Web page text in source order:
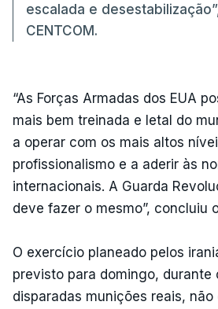
escalada e
CENTCOM.
“As Forças Armadas dos EUA
mais bem treinada e letal do
a operar com os mais altos
profissionalismo e a aderir às
internacionais. A Guarda
deve fazer o mesmo”, concluiu
O exercício planeado pelos
previsto para domingo, durante
disparadas munições reais,